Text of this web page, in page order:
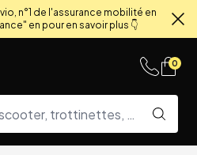
n°1 de l'assurance mobilité en
en pour en savoir plus 👇
0